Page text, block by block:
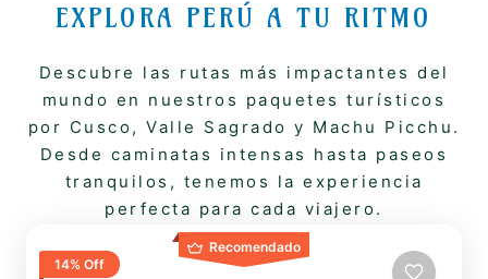
EXPLORA PERÚ A TU RITMO
Descubre las rutas más impactantes del
mundo en nuestros paquetes turísticos
por Cusco, Valle Sagrado y Machu Picchu.
Desde caminatas intensas hasta paseos
tranquilos, tenemos la experiencia
perfecta para cada viajero.
Recomendado
14% Off